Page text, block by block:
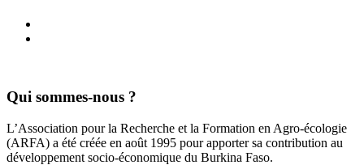
Qui sommes-nous ?
L’Association pour la Recherche et la Formation en Agro-écologie
(ARFA) a été créée en août 1995 pour apporter sa contribution au
développement socio-économique du Burkina Faso.